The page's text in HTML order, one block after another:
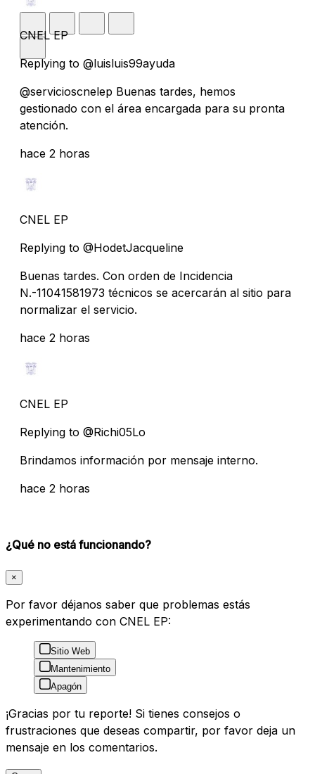
CNEL EP
Replying to @luisluis99ayuda
@servicioscnelep Buenas tardes, hemos
gestionado con el área encargada para su pronta
atención.
hace 2 horas
CNEL EP
Replying to @HodetJacqueline
Buenas tardes. Con orden de Incidencia
N.-11041581973 técnicos se acercarán al sitio para
normalizar el servicio.
hace 2 horas
CNEL EP
Replying to @Richi05Lo
Brindamos información por mensaje interno.
hace 2 horas
¿Qué no está funcionando?
×
Por favor déjanos saber que problemas estás
experimentando con CNEL EP:
Sitio Web
Mantenimiento
Apagón
¡Gracias por tu reporte! Si tienes consejos o
frustraciones que deseas compartir, por favor deja un
mensaje en los comentarios.